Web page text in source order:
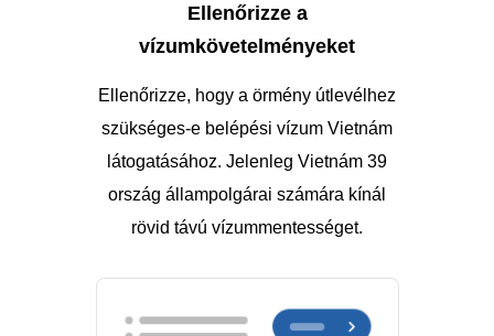
Ellenőrizze a
vízumkövetelményeket
Ellenőrizze, hogy a örmény útlevélhez
szükséges-e belépési vízum Vietnám
látogatásához. Jelenleg Vietnám 39
ország állampolgárai számára kínál
rövid távú vízummentességet.